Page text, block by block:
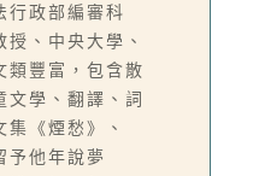
行政部編審科
、中央大學、
類豐富，包含散
文學、翻譯、詞
《煙愁》、
予他年說夢